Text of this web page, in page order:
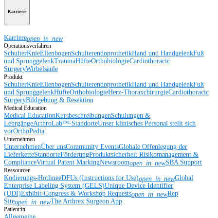
Karriere
Karriereopen_in_new
Operationsverfahren
SchulterKnieEllenbogenSchulterendoprothetikHand und HandgelenkFuß
und SprunggelenkTraumaHüfteOrthobiologieCardiothoracic
SurgeryWirbelsäule
Produkt
SchulterKnieEllenbogenSchulterendoprothetikHand und HandgelenkFuß
und SprunggelenkHüfteOrthobiologieHerz-ThoraxchirurgieCardiothoracic
SurgeryBildgebung & Resektion
Medical Education
Medical EducationKursbeschreibungenSchulungen &
LehrgängeArthroLab™-StandorteUnser klinisches Personal stellt sich
vorOrthoPedia
Unternehmen
UnternehmenÜber unsCommunity EventsGlobale Offenlegung der
LieferketteStandorteFörderungProduktsicherheit Risikomanagement &
ComplianceVirtual Patent MarkingNewsroomopen_in_newSBA Support
Ressourcen
Kodierungs-HotlineeDFUs (Instructions for Use)open_in_newGlobal
Enterprise Labeling System (GELS)Unique Device Identifier
(UDI)Exhibit-Congress & Workshop Requestsopen_in_newRep
Siteopen_in_newThe Arthrex Surgeon App
Patient:in